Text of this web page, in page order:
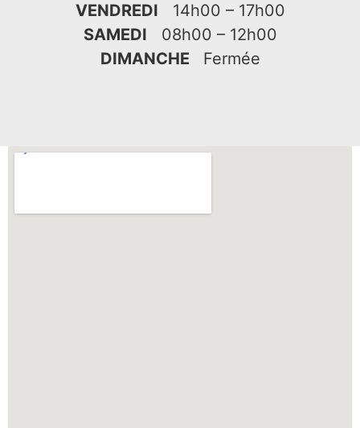
VENDREDI 14h00 – 17h00
SAMEDI 08h00 – 12h00
DIMANCHE
Fermée